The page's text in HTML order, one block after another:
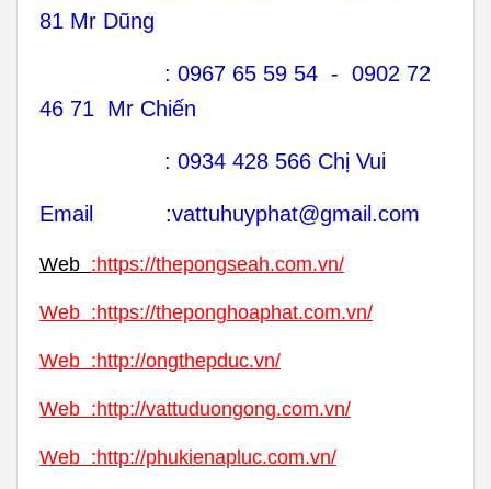
81 Mr Dũng
: 0967 65 59 54 - 0902 72
46 71 Mr Chiến
: 0934 428 566 Chị Vui
Email :vattuhuyphat@gmail.com
Web :https://thepongseah.com.vn/
Web :https://theponghoaphat.com.vn/
Web :http://ongthepduc.vn/
Web :http://vattuduongong.com.vn/
Web :http://phukienapluc.com.vn/